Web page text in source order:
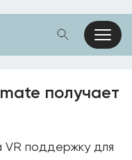
получает
VR поддержку для